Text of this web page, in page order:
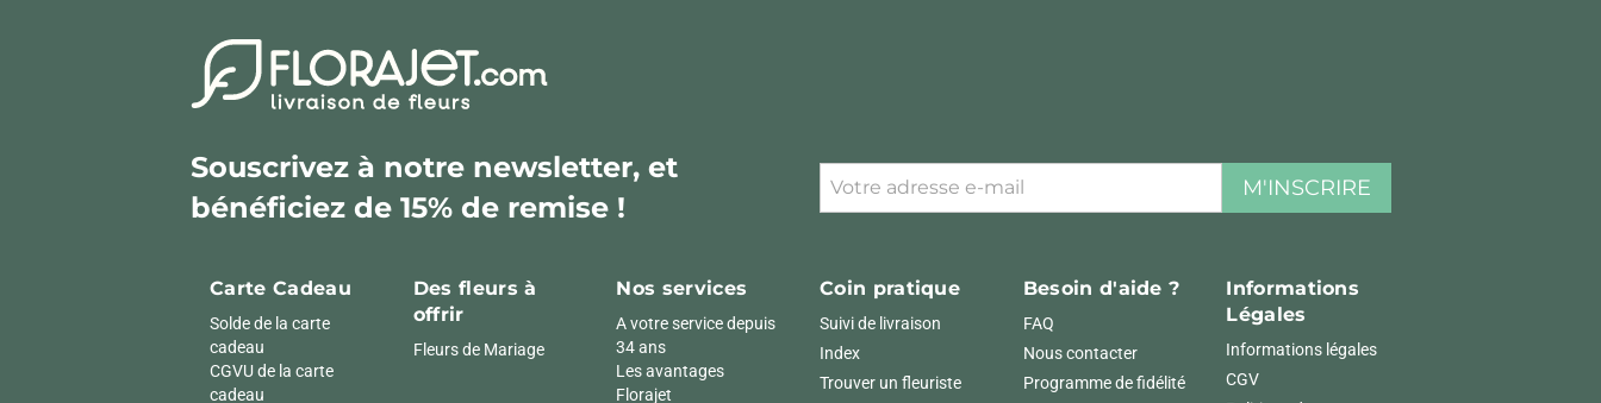
Souscrivez à notre newsletter, et
bénéficiez de 15% de remise !
M'INSCRIRE
Carte Cadeau
Solde de la carte
cadeau
CGVU de la carte
cadeau
Des fleurs à
offrir
Fleurs de Mariage
Nos services
A votre service depuis
34 ans
Les avantages
Florajet
Coin pratique
Suivi de livraison
Index
Trouver un fleuriste
Besoin d'aide ?
FAQ
Nous contacter
Programme de fidélité
Informations
Légales
Informations légales
CGV